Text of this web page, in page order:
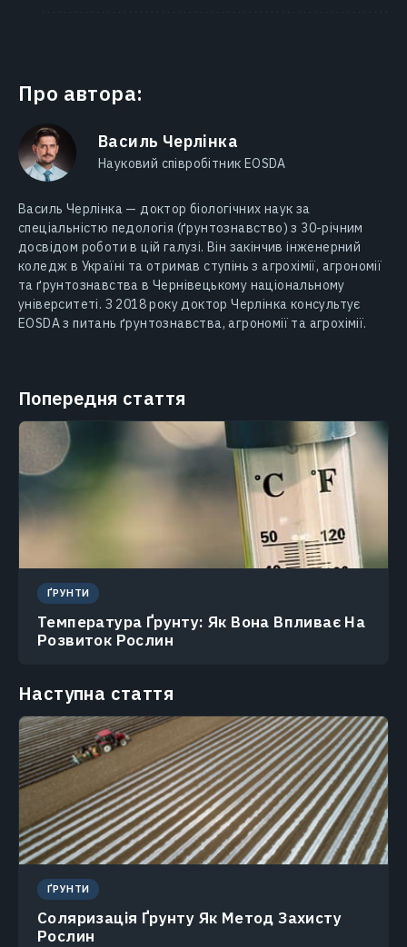
Про автора:
Василь Черлінка
Науковий співробітник EOSDA
Василь Черлінка — доктор біологічних наук за
спеціальністю педологія (ґрунтознавство) з 30-річним
досвідом роботи в цій галузі. Він закінчив інженерний
коледж в Україні та отримав ступінь з агрохімії, агрономії
та ґрунтознавства в Чернівецькому національному
університеті. З 2018 року доктор Черлінка консультує
EOSDA з питань ґрунтознавства, агрономії та агрохімії.
Попередня стаття
ҐРУНТИ
Температура Ґрунту: Як Вона Впливає На
Розвиток Рослин
Наступна стаття
ҐРУНТИ
Соляризація Ґрунту Як Метод Захисту
Рослин